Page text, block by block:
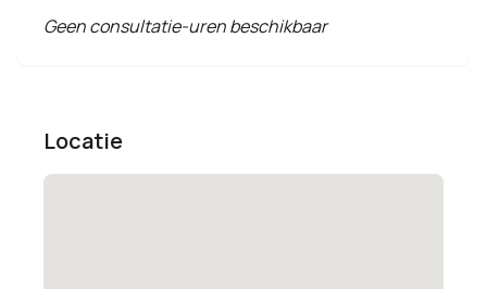
Geen consultatie-uren beschikbaar
Locatie